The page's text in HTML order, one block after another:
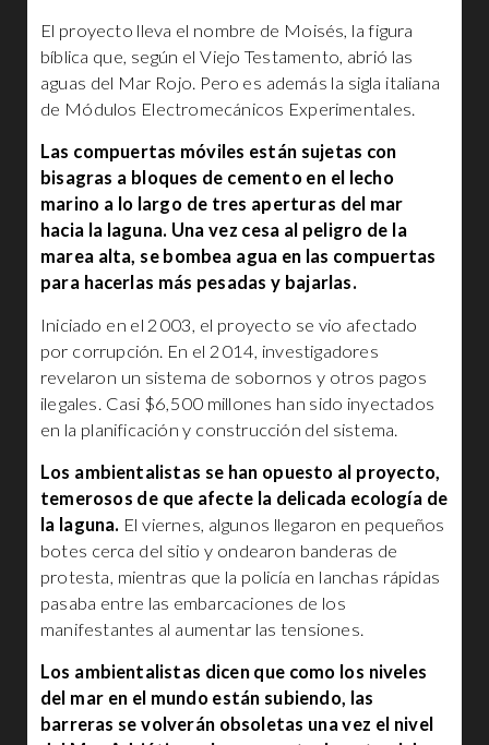
El proyecto lleva el nombre de Moisés, la figura
bíblica que, según el Viejo Testamento, abrió las
aguas del Mar Rojo. Pero es además la sigla italiana
de Módulos Electromecánicos Experimentales.
Las compuertas móviles están sujetas con
bisagras a bloques de cemento en el lecho
marino a lo largo de tres aperturas del mar
hacia la laguna. Una vez cesa al peligro de la
marea alta, se bombea agua en las compuertas
para hacerlas más pesadas y bajarlas.
Iniciado en el 2003, el proyecto se vio afectado
por corrupción. En el 2014, investigadores
revelaron un sistema de sobornos y otros pagos
ilegales. Casi $6,500 millones han sido inyectados
en la planificación y construcción del sistema.
Los ambientalistas se han opuesto al proyecto,
temerosos de que afecte la delicada ecología de
la laguna. El viernes, algunos llegaron en pequeños
botes cerca del sitio y ondearon banderas de
protesta, mientras que la policía en lanchas rápidas
pasaba entre las embarcaciones de los
manifestantes al aumentar las tensiones.
Los ambientalistas dicen que como los niveles
del mar en el mundo están subiendo, las
barreras se volverán obsoletas una vez el nivel